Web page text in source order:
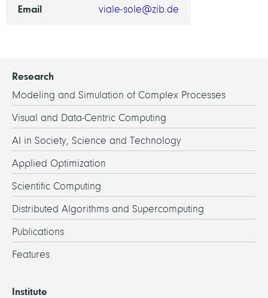
Email viale-sole@zib.de
Research
Modeling and Simulation of Complex Processes
Visual and Data-Centric Computing
AI in Society, Science and Technology
Applied Optimization
Scientific Computing
Distributed Algorithms and Supercomputing
Publications
Features
Institute